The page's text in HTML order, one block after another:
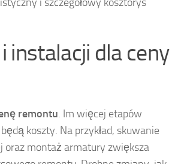
instalacji dla ceny
remontu. Im więcej etapów
koszty. Na przykład, skuwanie
oraz montaż armatury zwiększa